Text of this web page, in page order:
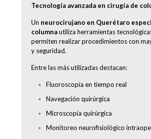
Tecnología avanzada en cirugía de
Un neurocirujano en Querétaro
columnautiliza herramientas
permiten realizar procedimientos con
y seguridad.
Entre las más utilizadas destacan:
Fluoroscopía en tiempo real
Navegación quirúrgica
Microscopía quirúrgica
Monitoreo neurofisiológico